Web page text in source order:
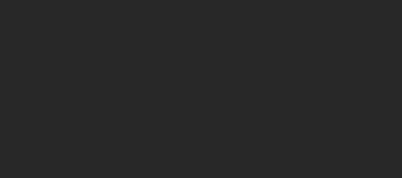
Marsannay Champs